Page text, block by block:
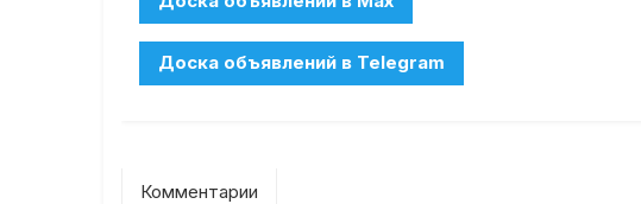
Комментарии